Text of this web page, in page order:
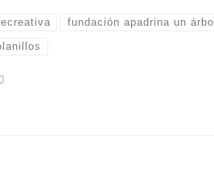
fundación apadrina un árbol